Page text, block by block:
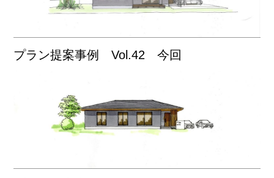
プラン提案事例 Vol.42 今回